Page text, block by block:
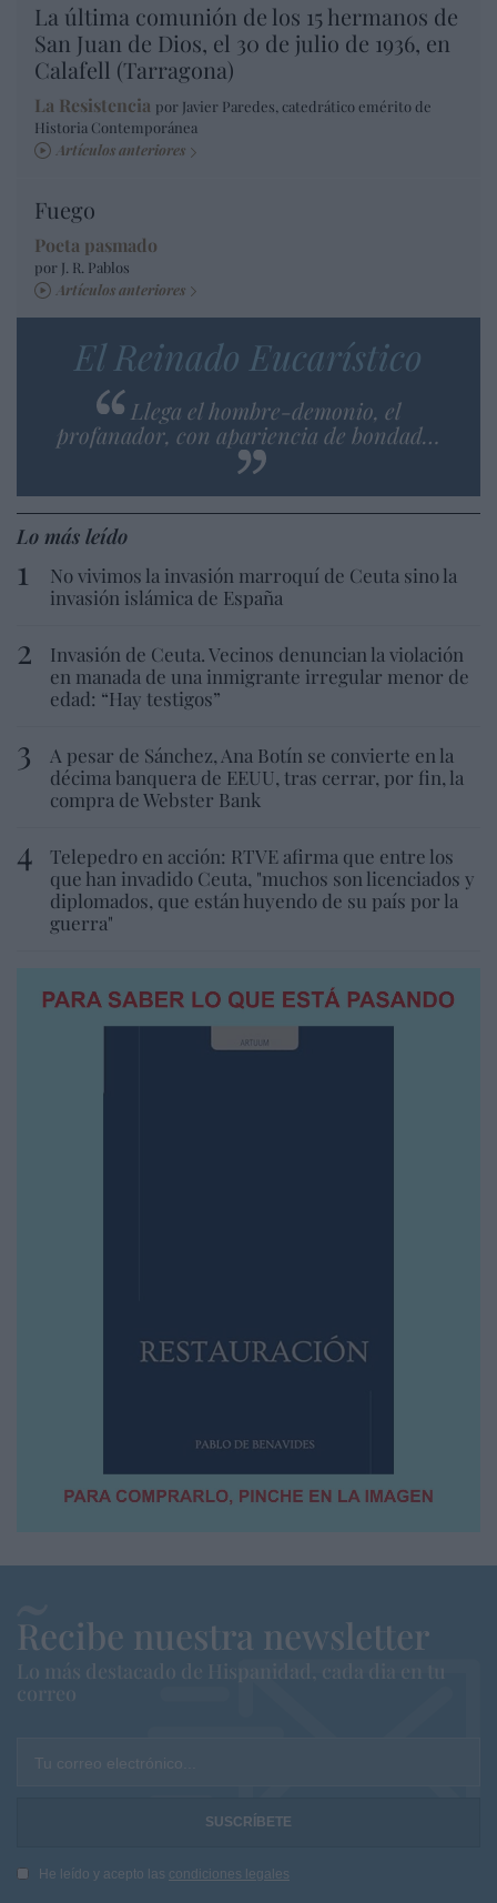
La última comunión de los 15 hermanos de
San Juan de Dios, el 30 de julio de 1936, en
Calafell (Tarragona)
La Resistencia por Javier Paredes, catedrático emérito de
Historia Contemporánea
Artículos anteriores
Fuego
Poeta pasmado
por J. R. Pablos
Artículos anteriores
El Reinado Eucarístico
Llega el hombre-demonio, el
profanador, con apariencia de bondad…
Lo más leído
No vivimos la invasión marroquí de Ceuta sino la
invasión islámica de España
Invasión de Ceuta. Vecinos denuncian la violación
en manada de una inmigrante irregular menor de
edad: “Hay testigos”
A pesar de Sánchez, Ana Botín se convierte en la
décima banquera de EEUU, tras cerrar, por fin, la
compra de Webster Bank
Telepedro en acción: RTVE afirma que entre los
que han invadido Ceuta, "muchos son licenciados y
diplomados, que están huyendo de su país por la
guerra"
Recibe nuestra newsletter
Lo más destacado de Hispanidad, cada dia en tu
correo
Tu correo electrónico...
He leído y acepto las condiciones legales